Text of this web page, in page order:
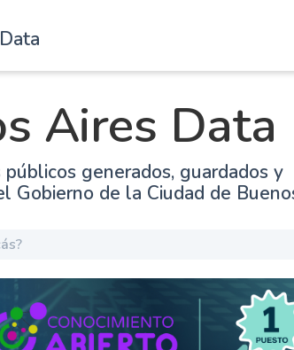
Aires Data
generados, guardados y
Gobierno de la Ciudad de